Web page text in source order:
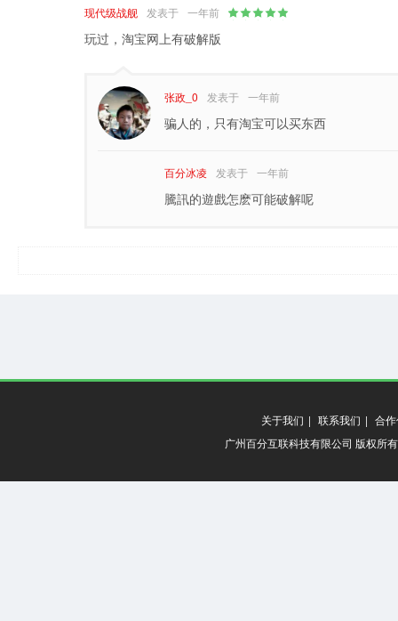
现代级战舰 发表于 一年前
玩过，淘宝网上有破解版
张政_0 发表于 一年前
骗人的，只有淘宝可以买东西
百分冰凌 发表于 一年前
騰訊的遊戲怎麽可能破解呢
关于我们 | 联系我们 | 合
广州百分互联科技有限公司 版权所